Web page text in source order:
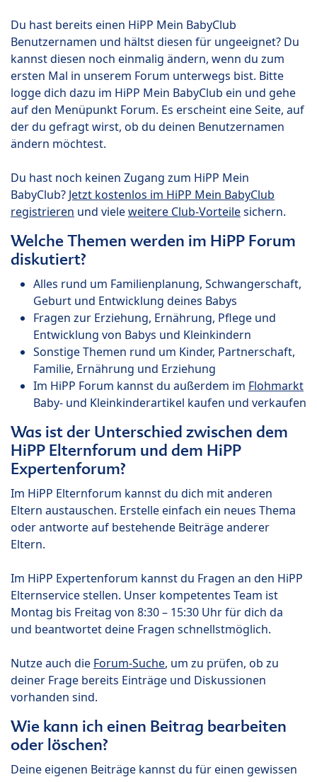
Du hast bereits einen HiPP Mein BabyClub
Benutzernamen und hältst diesen für ungeeignet? Du
kannst diesen noch einmalig ändern, wenn du zum
ersten Mal in unserem Forum unterwegs bist. Bitte
logge dich dazu im HiPP Mein BabyClub ein und gehe
auf den Menüpunkt Forum. Es erscheint eine Seite, auf
der du gefragt wirst, ob du deinen Benutzernamen
ändern möchtest.
Du hast noch keinen Zugang zum HiPP Mein
BabyClub? Jetzt kostenlos im HiPP Mein BabyClub
registrieren und vieleweitere Club-Vorteilesichern.
Welche Themen werden im HiPP Forum
diskutiert?
Alles rund um Familienplanung, Schwangerschaft,
Geburt und Entwicklung deines Babys
Fragen zur Erziehung, Ernährung, Pflege und
Entwicklung von Babys und Kleinkindern
Sonstige Themen rund um Kinder, Partnerschaft,
Familie, Ernährung und Erziehung
Im HiPP Forum kannst du außerdem im Flohmarkt
Baby- und Kleinkinderartikel kaufen und verkaufen
Was ist der Unterschied zwischen dem
HiPP Elternforum und dem HiPP
Expertenforum?
Im HiPP Elternforum kannst du dich mit anderen
Eltern austauschen. Erstelle einfach ein neues Thema
oder antworte auf bestehende Beiträge anderer
Eltern.
Im HiPP Expertenforum kannst du Fragen an den HiPP
Elternservice stellen. Unser kompetentes Team ist
Montag bis Freitag von 8:30 – 15:30 Uhr für dich da
und beantwortet deine Fragen schnellstmöglich.
Nutze auch die Forum-Suche, um zu prüfen, ob zu
deiner Frage bereits Einträge und Diskussionen
vorhanden sind.
Wie kann ich einen Beitrag bearbeiten
oder löschen?
Deine eigenen Beiträge kannst du für einen gewissen